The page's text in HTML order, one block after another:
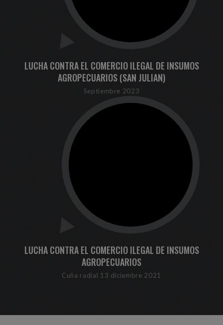
LUCHA CONTRA EL COMERCIO ILEGAL DE INSUMOS
AGROPECUARIOS (SAN JULIAN)
Septiembre 2023
LUCHA CONTRA EL COMERCIO ILEGAL DE INSUMOS
AGROPECUARIOS
Cuña radial 13 diciembre 2021